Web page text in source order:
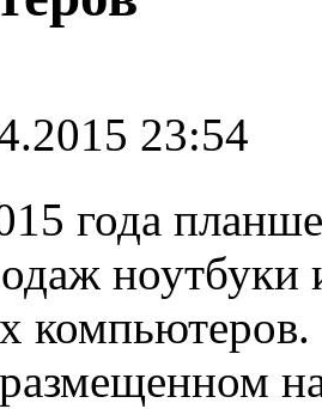
23:54
года
ноутбуки